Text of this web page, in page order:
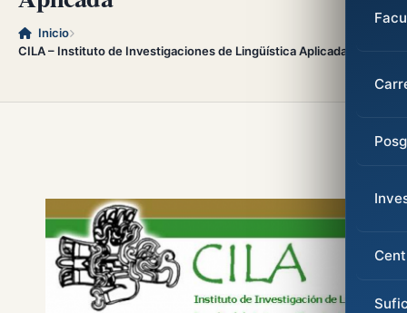
Inicio
CILA – Instituto de Investigaciones de Lingüística Aplicada